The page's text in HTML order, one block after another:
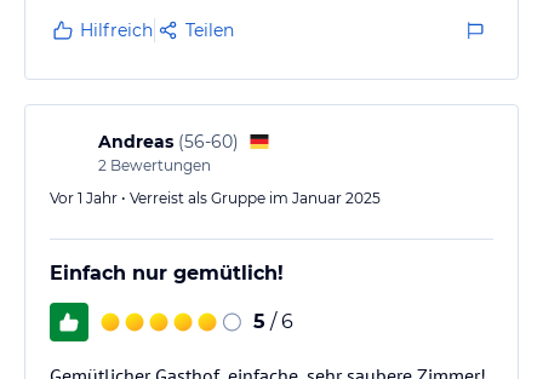
Hilfreich Teilen
Andreas (56-60)
2 Bewertungen
Vor 1 Jahr • Verreist als Gruppe im Januar 2025
Einfach nur gemütlich!
5 / 6